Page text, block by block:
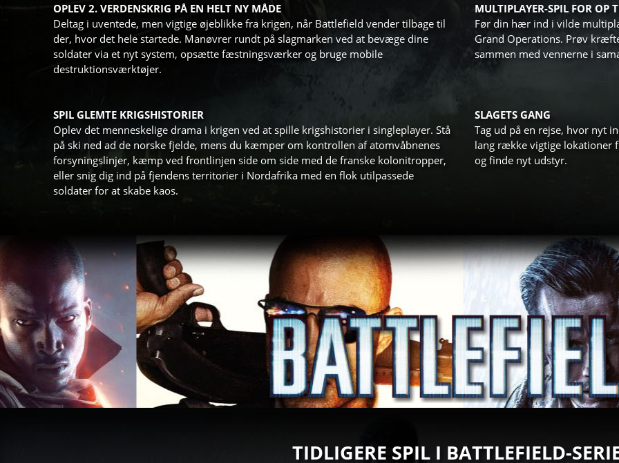
OPLEV 2. VERDENSKRIG PÅ EN HELT NY MÅDE
Deltag i uventede, men vigtige øjeblikke fra krigen, når Battlefield vender tilbage til
der, hvor det hele startede. Manøvrer rundt på slagmarken ved at bevæge dine
soldater via et nyt system, opsætte fæstningsværker og bruge mobile
destruktionsværktøjer.
MULTIPLAYER-SPIL FOR OP
Før din hær ind i vilde
Grand Operations. Prøv
sammen med vennerne i
SPIL GLEMTE KRIGSHISTORIER
Oplev det menneskelige drama i krigen ved at spille krigshistorier i singleplayer. Stå
på ski ned ad de norske fjelde, mens du kæmper om kontrollen af atomvåbnenes
forsyningslinjer, kæmp ved frontlinjen side om side med de franske kolonitropper,
eller snig dig ind på fjendens territorier i Nordafrika med en flok utilpassede
soldater for at skabe kaos.
SLAGETS GANG
Tag ud på en rejse, hvor nyt
lang række vigtige lokationer
og finde nyt udstyr.
TIDLIGERE SPIL I BATTLEFIELD-